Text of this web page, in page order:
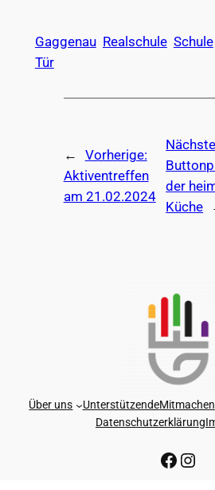
Gaggenau Realschule Schule
Tür
←
Vorherige:
Aktiventreffen
am 21.02.2024
der
Küche
Über uns UnterstützendeMitmachen
Datenschutzerklärung
Facebook-Seite von
Instagram-